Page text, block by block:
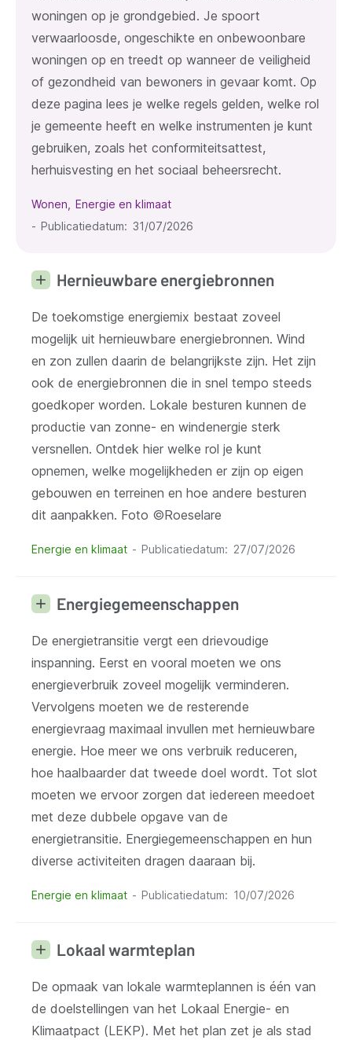
woningen op je grondgebied. Je spoort
verwaarloosde, ongeschikte en onbewoonbare
woningen op en treedt op wanneer de veiligheid
of gezondheid van bewoners in gevaar komt. Op
deze pagina lees je welke regels gelden, welke rol
je gemeente heeft en welke instrumenten je kunt
gebruiken, zoals het conformiteitsattest,
herhuisvesting en het sociaal beheersrecht.
Wonen
Energie en klimaat
Publicatiedatum
31/07/2026
Hernieuwbare energiebronnen
De toekomstige energiemix bestaat zoveel
mogelijk uit hernieuwbare energiebronnen. Wind
en zon zullen daarin de belangrijkste zijn. Het zijn
ook de energiebronnen die in snel tempo steeds
goedkoper worden. Lokale besturen kunnen de
productie van zonne- en windenergie sterk
versnellen. Ontdek hier welke rol je kunt
opnemen, welke mogelijkheden er zijn op eigen
gebouwen en terreinen en hoe andere besturen
dit aanpakken. Foto ©Roeselare
Energie en klimaat Publicatiedatum 27/07/2026
Energiegemeenschappen
De energietransitie vergt een drievoudige
inspanning. Eerst en vooral moeten we ons
energieverbruik zoveel mogelijk verminderen.
Vervolgens moeten we de resterende
energievraag maximaal invullen met hernieuwbare
energie. Hoe meer we ons verbruik reduceren,
hoe haalbaarder dat tweede doel wordt. Tot slot
moeten we ervoor zorgen dat iedereen meedoet
met deze dubbele opgave van de
energietransitie. Energiegemeenschappen en hun
diverse activiteiten dragen daaraan bij.
Energie en klimaat Publicatiedatum 10/07/2026
Lokaal warmteplan
De opmaak van lokale warmteplannen is één van
de doelstellingen van het Lokaal Energie- en
Klimaatpact (LEKP). Met het plan zet je als stad